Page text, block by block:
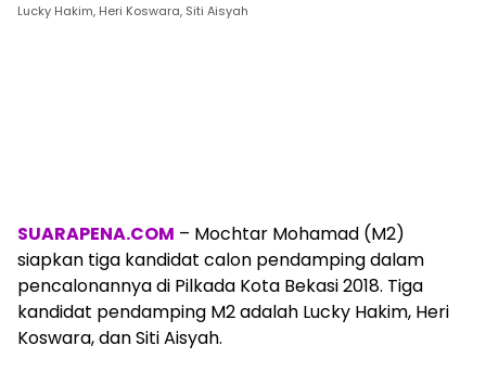
Lucky Hakim, Heri Koswara, Siti Aisyah
SUARAPENA.COM – Mochtar Mohamad (M2)
siapkan tiga kandidat calon pendamping dalam
pencalonannya di Pilkada Kota Bekasi 2018. Tiga
kandidat pendamping M2 adalah Lucky Hakim, Heri
Koswara, dan Siti Aisyah.